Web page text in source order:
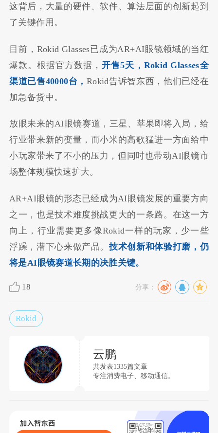
这背后，大量的硬件、软件、算法层面的创新起到
了关键作用。
目前，Rokid Glasses已成为AR+AI眼镜领域的当红
爆款。根据官方数据，开售5天，Rokid Glasses全
渠道已售40000台，Rokid告诉智东西，他们已经在
加急备货中。
放眼未来的AI眼镜赛道，三星、苹果即将入局，给
行业带来新的变量，而小米的高歌猛进一方面给中
小玩家带来了不小的压力，但同时也带动AI眼镜市
场整体规模快速扩大。
AR+AI眼镜的形态已经成为AI眼镜发展的重要方向
之一，也是技术难度挑战更大的一条路。在这一方
向上，行业需要更多像Rokid一样的玩家，少一些
浮躁，潜下心来做产品。技术创新和体验打磨，仍
将是AI眼镜赛道长期的决胜关键。
18 分享：
Rokid
云鹏
共发表1335篇文章
专注消费电子、移动通信。